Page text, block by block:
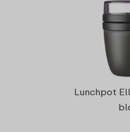
Lunchpot